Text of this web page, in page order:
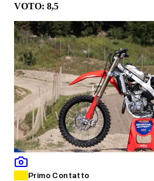
VOTO: 8,5
Primo Contatto